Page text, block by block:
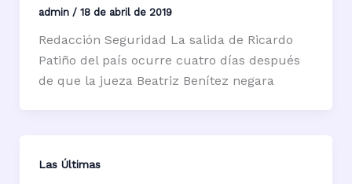
admin / 18 de abril de 2019
Redacción Seguridad La salida de Ricardo
Patiño del país ocurre cuatro días después
de que la jueza Beatriz Benítez negara
Las Últimas